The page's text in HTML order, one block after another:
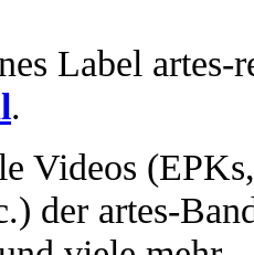
Label
.
Videos
der artes-